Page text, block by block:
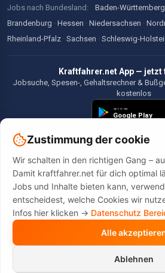
Jobs nach Bundesland: Baden-Württemberg
Brandenburg · Hessen · Niedersachsen ·
Rheinland-Pfalz · Sachsen · Schleswig-
Kraftfahrer.net App — jetzt
Jobsuche, Spesen-, Gehaltsrechner &
kostenlos
©2026 Kraftfahrer.net. Alle Rechte
Diese Website wird durch reCAPTCHA
und
Zustimmung der cookie
Wir schalten in den richtigen Gang –
Damit kraftfahrer.net für dich optimal
Jobs und Inhalte bieten kann,
entscheidest, welche Cookies wir
Infos hier klicken -> Datenschutz
Alle
Ablehnen